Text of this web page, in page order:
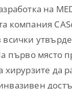
на
компания
първо място
хирурзите да